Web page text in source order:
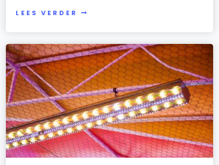
LEES VERDER